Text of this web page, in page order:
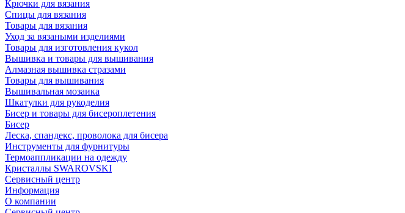
Крючки для вязания
Спицы для вязания
Товары для вязания
Уход за вязаными изделиями
Товары для изготовления кукол
Вышивка и товары для вышивания
Алмазная вышивка стразами
Товары для вышивания
Вышивальная мозаика
Шкатулки для рукоделия
Бисер и товары для бисероплетения
Бисер
Леска, спандекс, проволока для бисера
Инструменты для фурнитуры
Термоаппликации на одежду
Кристаллы SWAROVSKI
Сервисный центр
Информация
О компании